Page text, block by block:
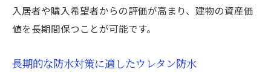
入居者や購入希望者からの評価が高まり、建物の資産価
値を長期間保つことが可能です。
長期的な防水対策に適したウレタン防水